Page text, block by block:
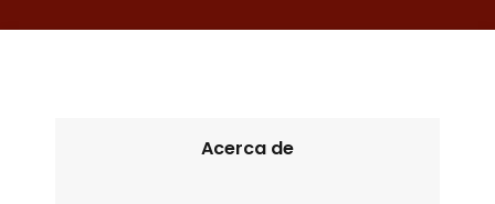
Acerca de